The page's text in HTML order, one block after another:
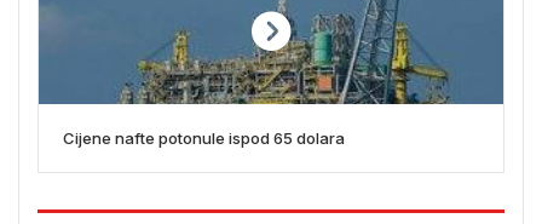
Cijene nafte potonule ispod 65 dolara